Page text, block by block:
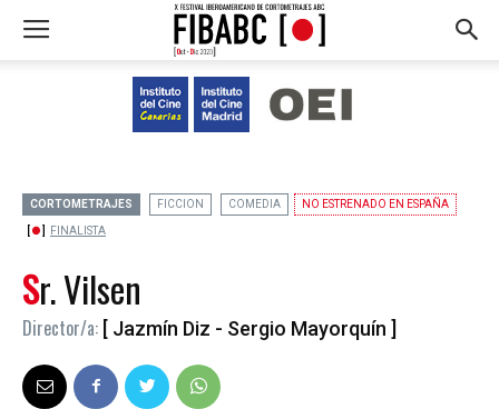
CORTOMETRAJES FICCION COMEDIA NO ESTRENADO EN ESPAÑA
FINALISTA
Sr. Vilsen
Director/a: [ Jazmín Diz - Sergio Mayorquín ]